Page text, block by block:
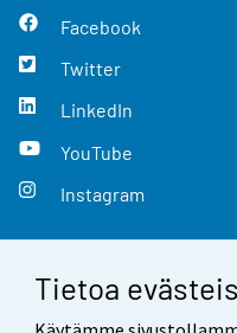
Tietoa
Facebook
Twitter
LinkedIn
YouTube
Instagram
Yhteystiedot